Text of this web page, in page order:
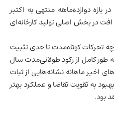
بازه دوازده‌ماهه منتهی به اکتبر
در بخش اصلی تولید کارخانه‌ای
تحرکات کوتاه‌مدت تا حدی تثبیت
طور کامل از رکود طولانی‌مدت سال
ماهانه نشانه‌هایی از ثبات
به تقویت تقاضا و عملکرد بهتر
بود.